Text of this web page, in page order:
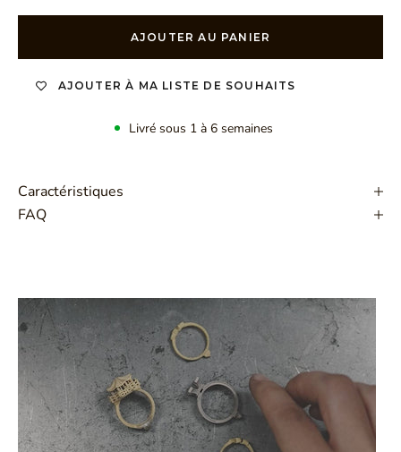
AJOUTER AU PANIER
AJOUTER À MA LISTE DE SOUHAITS
Livré sous 1 à 6 semaines
Caractéristiques
FAQ